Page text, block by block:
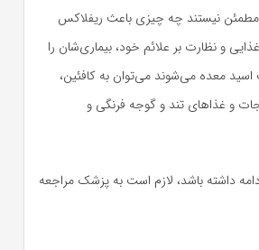
نیستند چه چیزی باعث ریفلاکس
و نظارت بر علائم خود، بیماری‌شان را
معده می‌شوند می‌توان به کافئین،
و غذاهای تند و گوجه فرنگی و
داشته باشد، لازم است به پزشک مراجعه